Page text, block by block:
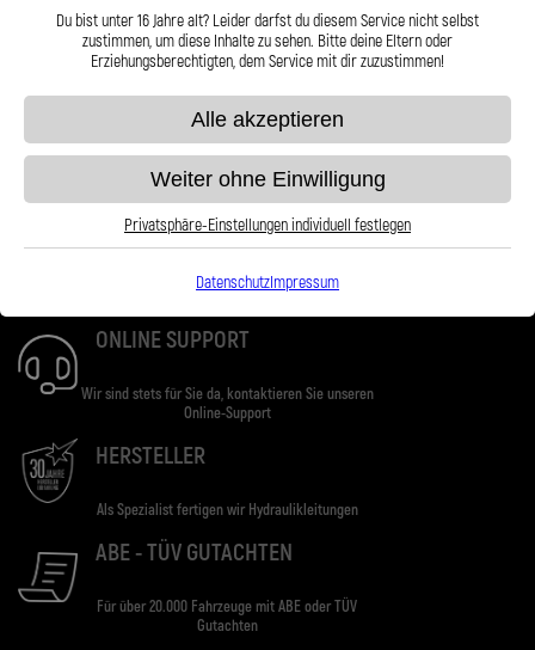
VERSAND
Ab einem Bestellwert von 100€. Lieferung
innerhalb Deutschlands kostenlos
ONLINE SUPPORT
Wir sind stets für Sie da, kontaktieren Sie unseren
Online-Support
HERSTELLER
Als Spezialist fertigen wir Hydraulikleitungen
ABE - TÜV GUTACHTEN
Für über 20.000 Fahrzeuge mit ABE oder TÜV
Gutachten
Du bist unter 16 Jahre alt? Leider darfst du diesem Service nicht selbst
zustimmen, um diese Inhalte zu sehen. Bitte deine Eltern oder
Erziehungsberechtigten, dem Service mit dir zuzustimmen!
Alle akzeptieren
Weiter ohne Einwilligung
Privatsphäre-Einstellungen individuell festlegen
DatenschutzImpressum